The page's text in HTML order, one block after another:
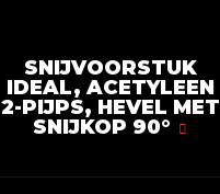
SNIJVOORSTUK
IDEAL, ACETYLEEN
2-PIJPS, HEVEL MET
SNIJKOP 90°